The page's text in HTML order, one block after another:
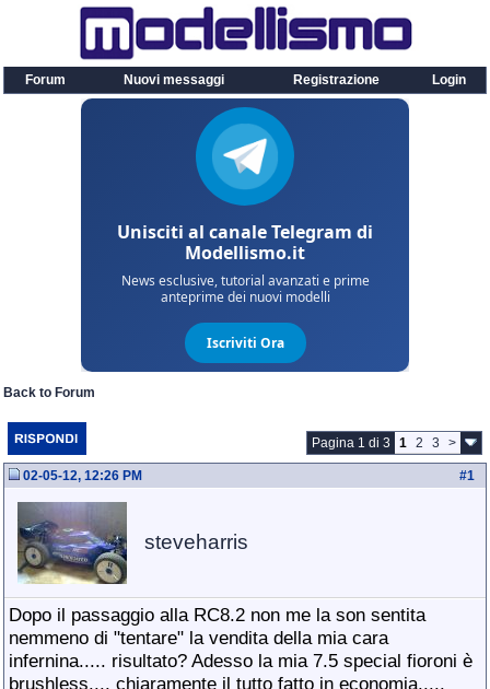
Forum Nuovi messaggi Registrazione Login
Back to Forum
Pagina 1 di 3 1 2 3 >
#1
02-05-12, 12:26 PM
steveharris
Dopo il passaggio alla RC8.2 non me la son sentita
nemmeno di "tentare" la vendita della mia cara
infernina..... risultato? Adesso la mia 7.5 special fioroni è
brushless.... chiaramente il tutto fatto in economia.....